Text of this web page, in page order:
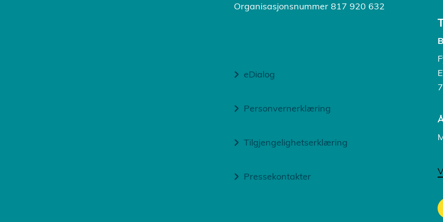
Organisasjonsnummer 817 920 632
eDialog
Personvernerklæring
Tilgjengelighetserklæring
Pressekontakter